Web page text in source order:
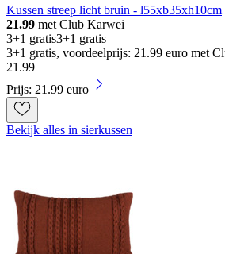
Kussen streep licht bruin - l55xb35xh10cm
21.99 met Club Karwei
3+1 gratis3+1 gratis
3+1 gratis, voordeelprijs: 21.99 euro met
21 .99
Prijs: 21.99 euro
Bekijk alles in sierkussen